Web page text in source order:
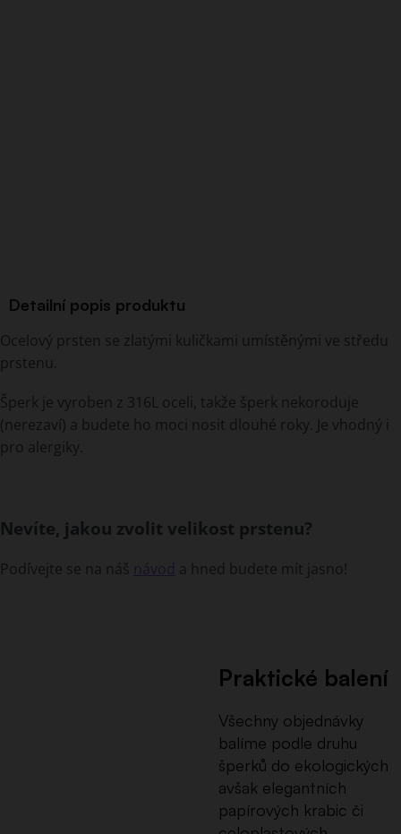
Detailní popis produktu
Ocelový prsten se zlatými kuličkami umístěnými ve středu
prstenu.
Šperk je vyroben z 316L oceli, takže šperk nekoroduje
(nerezaví) a budete ho moci nosit dlouhé roky. Je vhodný i
pro alergiky.
Nevíte, jakou zvolit velikost prstenu?
Podívejte se na náš a hned budete mít jasno!
Praktické balení
Všechny objednávky
balíme podle druhu
šperků do ekologických
avšak elegantních
papírových krabic či